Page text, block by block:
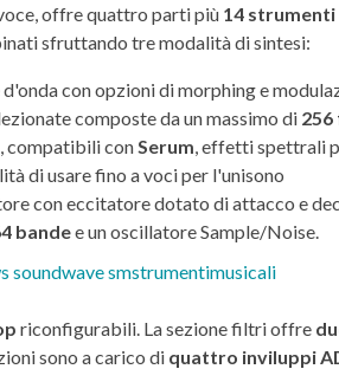
offre quattro parti più 14 strumenti
sfruttando tre modalità di sintesi:
con opzioni di morphing e
composte da un massimo di
compatibili conSerum, effetti spettrali
di usare fino a voci per l'unisono
con eccitatore dotato di attacco e
bandee un oscillatore Sample/Noise.
riconfigurabili. La sezione filtri offre
sono a carico di quattro inviluppi